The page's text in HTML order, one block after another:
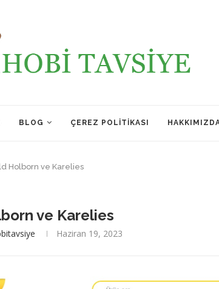
BLOG ÇEREZ POLITIKASI
Holborn ve Karelies
ve Karelies
Haziran 19, 2023